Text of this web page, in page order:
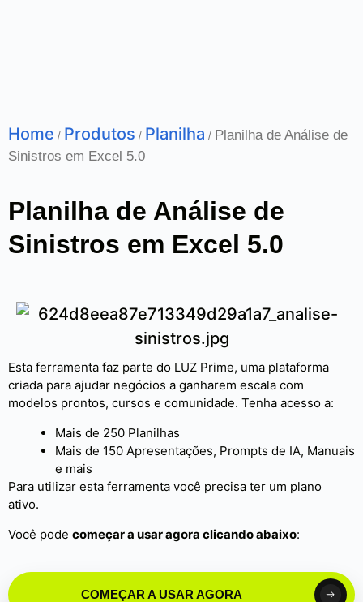
Home / Produtos / Planilha / Planilha de Análise de
Sinistros em Excel 5.0
Planilha de Análise de
Sinistros em Excel 5.0
Esta ferramenta faz parte do LUZ Prime, uma plataforma
criada para ajudar negócios a ganharem escala com
modelos prontos, cursos e comunidade. Tenha acesso a:
Mais de 250 Planilhas
Mais de 150 Apresentações, Prompts de IA, Manuais
e mais
Para utilizar esta ferramenta você precisa ter um plano
ativo.
Você pode começar a usar agora clicando abaixo:
COMEÇAR A USAR AGORA